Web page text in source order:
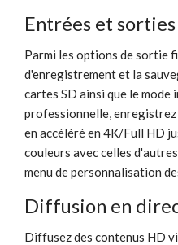
Entrées et
Parmi les options de sortie
d'enregistrement et la
cartes SD ainsi que le
professionnelle,
en accéléré en 4K/Full HD
couleurs avec celles
menu de personnalisation
Diffusion en
Diffusez des contenus HD